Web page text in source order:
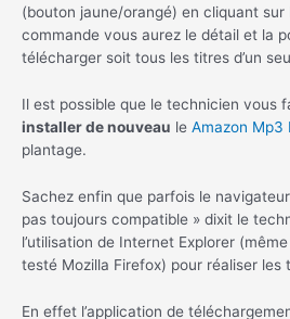
(bouton jaune/orangé) en cliquant sur
commande vous aurez le détail et la
télécharger soit tous les titres d’un
Il est possible que le technicien vous
installer de nouveau le Amazon Mp3
plantage.
Sachez enfin que parfois le
pas toujours compatible » dixit le
l’utilisation de Internet Explorer
testé Mozilla Firefox) pour réaliser les
En effet l’application de